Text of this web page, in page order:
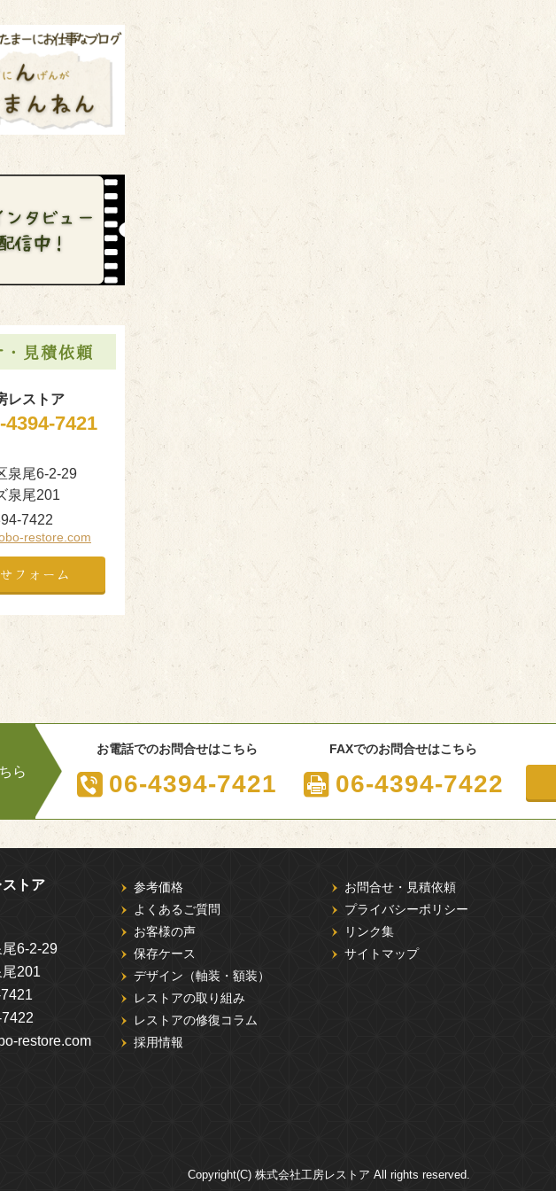
・見積依頼
レストア
4394-7421
泉尾6-2-29
泉尾201
7422
restore.com
フォーム
ら
お電話でのお問合せはこちら
06-4394-7421
FAXでのお問合せはこちら
06-4394-7422
トア
6-2-29
201
restore.com
参考価格
よくあるご質問
お客様の声
保存ケース
デザイン（軸装・額装）
レストアの取り組み
レストアの修復コラム
採用情報
お問合せ・見積依頼
プライバシーポリシー
リンク集
サイトマップ
Copyright(C) 株式会社工房レストア All rights reserved.